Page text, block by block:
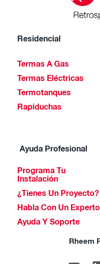
Residencial
Termas A Gas
Termas Eléctricas
Termotanques
Rapiduchas
Ayuda Profesional
Programa Tu
Instalación
¿Tienes Un Proyecto?
Habla Con Un Experto
Ayuda Y Soporte
Rheem